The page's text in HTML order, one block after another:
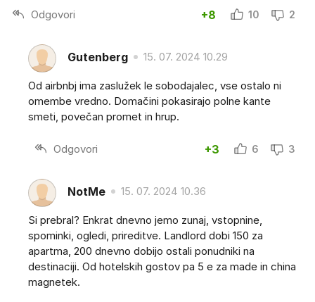
Odgovori +8 10 2
Gutenberg 15. 07. 2024 10.29
Od airbnbj ima zaslužek le sobodajalec, vse ostalo ni
omembe vredno. Domačini pokasirajo polne kante
smeti, povečan promet in hrup.
Odgovori +3 6 3
NotMe 15. 07. 2024 10.36
Si prebral? Enkrat dnevno jemo zunaj, vstopnine,
spominki, ogledi, prireditve. Landlord dobi 150 za
apartma, 200 dnevno dobijo ostali ponudniki na
destinaciji. Od hotelskih gostov pa 5 e za made in china
magnetek.